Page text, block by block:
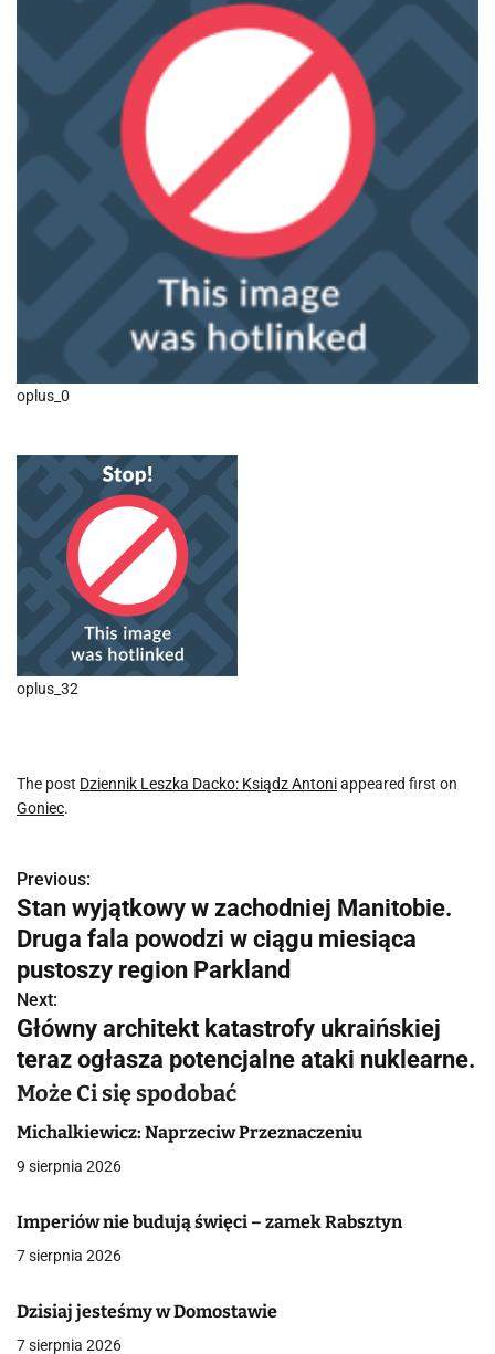
oplus_0
oplus_32
The post Dziennik Leszka Dacko: Ksiądz Antoniappeared first on
Goniec.
N
a
w
i
g
a
c
j
a
w
p
i
Previous:
Stan wyjątkowy w zachodniej Manitobie.
Druga fala powodzi w ciągu miesiąca
pustoszy region Parkland
Next:
Główny architekt katastrofy ukraińskiej
teraz ogłasza potencjalne ataki nuklearne.
Może Ci się spodobać
Michalkiewicz: Naprzeciw Przeznaczeniu
9 sierpnia 2026
Imperiów nie budują święci – zamek Rabsztyn
7 sierpnia 2026
Dzisiaj jesteśmy w Domostawie
7 sierpnia 2026